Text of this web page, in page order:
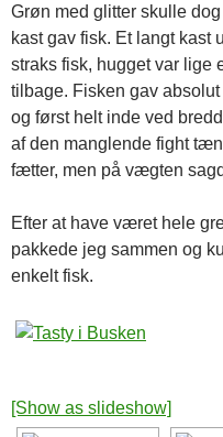
Grøn med glitter skulle
kast gav fisk. Et langt kast
straks fisk, hugget var lige
tilbage. Fisken gav
og først helt inde ved
af den manglende fight
fætter, men på vægten
Efter at have været hele
pakkede jeg sammen og
enkelt fisk.
[Show as slideshow]